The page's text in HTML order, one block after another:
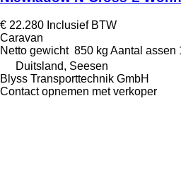
€ 22.280 Inclusief BTW
Caravan
Netto gewicht 850 kg Aantal assen
Duitsland, Seesen
Blyss Transporttechnik GmbH
Contact opnemen met verkoper